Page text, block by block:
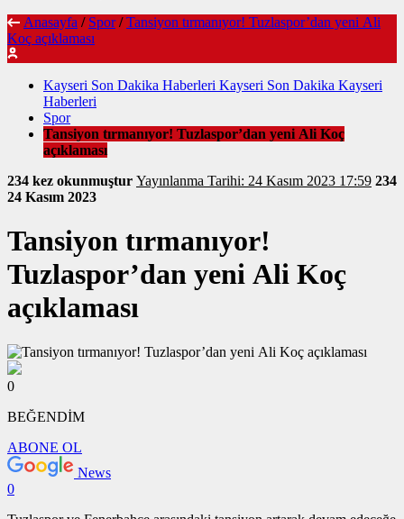
Anasayfa / Spor / Tansiyon tırmanıyor! Tuzlaspor’dan yeni Ali
Koç açıklaması
Kayseri Son Dakika Haberleri Kayseri Son Dakika Kayseri
Haberleri
Spor
Tansiyon tırmanıyor! Tuzlaspor’dan yeni Ali Koç
açıklaması
234 kez okunmuştur
Yayınlanma Tarihi: 24 Kasım 2023 17:59 234
24 Kasım 2023
Tansiyon tırmanıyor!
Tuzlaspor’dan yeni Ali Koç
açıklaması
0
BEĞENDİM
ABONE OL
News
0